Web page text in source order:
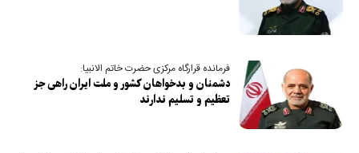
فرمانده قرارگاه مرکزی حضرت خاتم الانبیا:
دشمنان و بدخواهان کشور و ملت ایران راهی جز
تعظیم و تسلیم ندارند